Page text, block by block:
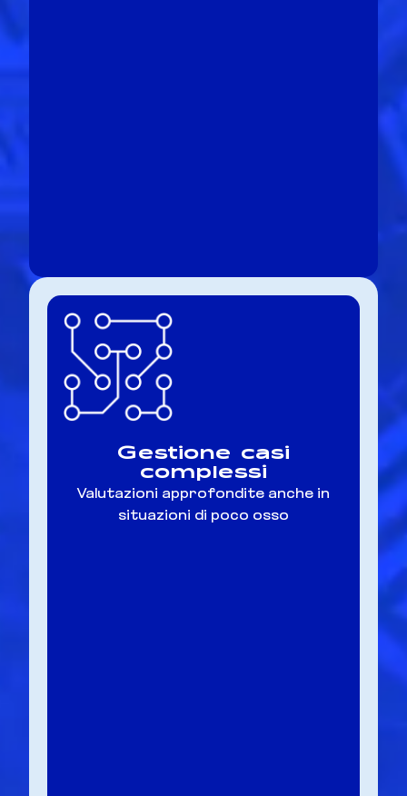
Gestione casi
complessi
Valutazioni approfondite anche in
situazioni di poco osso